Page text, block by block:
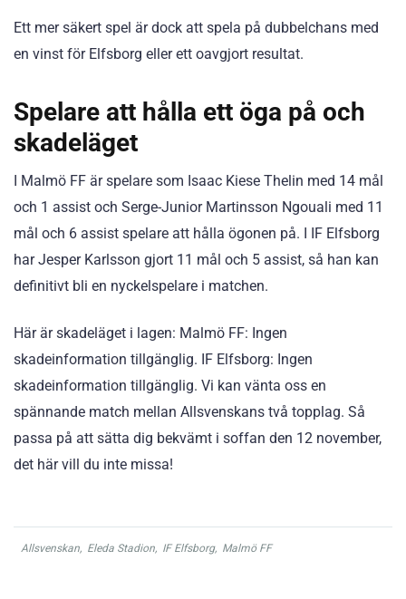
Ett mer säkert spel är dock att spela på dubbelchans med
en vinst för Elfsborg eller ett oavgjort resultat.
Spelare att hålla ett öga på och
skadeläget
I Malmö FF är spelare som Isaac Kiese Thelin med 14 mål
och 1 assist och Serge-Junior Martinsson Ngouali med 11
mål och 6 assist spelare att hålla ögonen på. I IF Elfsborg
har Jesper Karlsson gjort 11 mål och 5 assist, så han kan
definitivt bli en nyckelspelare i matchen.
Här är skadeläget i lagen: Malmö FF: Ingen
skadeinformation tillgänglig. IF Elfsborg: Ingen
skadeinformation tillgänglig. Vi kan vänta oss en
spännande match mellan Allsvenskans två topplag. Så
passa på att sätta dig bekvämt i soffan den 12 november,
det här vill du inte missa!
Allsvenskan, Eleda Stadion, IF Elfsborg, Malmö FF